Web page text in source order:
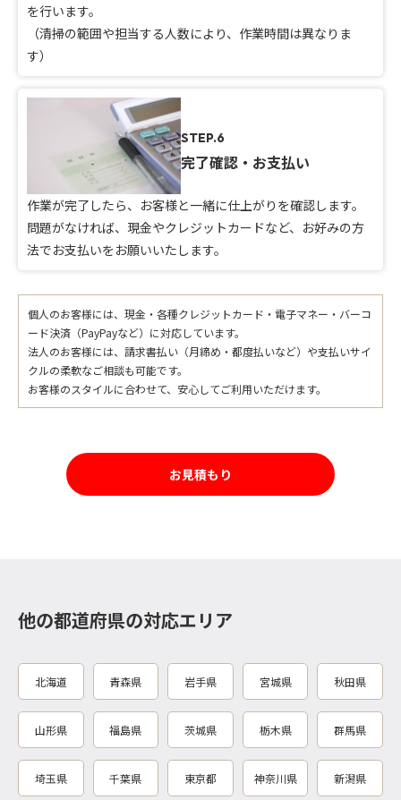
を行います。
（清掃の範囲や担当する人数により、作業時間は異なりま
す）
STEP.6
完了確認・お支払い
作業が完了したら、お客様と一緒に仕上がりを確認します。
問題がなければ、現金やクレジットカードなど、お好みの方
法でお支払いをお願いいたします。
個人のお客様には、現金・各種クレジットカード・電子マネー・バーコ
ード決済（PayPayなど）に対応しています。
法人のお客様には、請求書払い（月締め・都度払いなど）や支払いサイ
クルの柔軟なご相談も可能です。
お客様のスタイルに合わせて、安心してご利用いただけます。
お見積もり
他の都道府県の対応エリア
北海道 青森県 岩手県 宮城県 秋田県
山形県 福島県 茨城県 栃木県 群馬県
埼玉県 千葉県 東京都 神奈川県 新潟県